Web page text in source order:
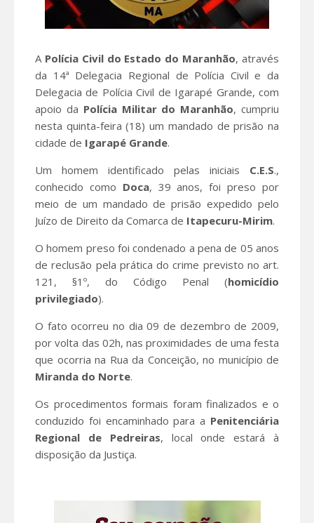
A Polícia Civil do Estado do Maranhão, através
da 14ª Delegacia Regional de Polícia Civil e da
Delegacia de Polícia Civil de Igarapé Grande, com
apoio da Polícia Militar do Maranhão, cumpriu
nesta quinta-feira (18) um mandado de prisão na
cidade de Igarapé Grande.
Um homem identificado pelas iniciais C.E.S.,
conhecido como Doca, 39 anos, foi preso por
meio de um mandado de prisão expedido pelo
Juízo de Direito da Comarca de Itapecuru-Mirim.
O homem preso foi condenado a pena de 05 anos
de reclusão pela prática do crime previsto no art.
121, §1º, do Código Penal (homicídio
privilegiado).
O fato ocorreu no dia 09 de dezembro de 2009,
por volta das 02h, nas proximidades de uma festa
que ocorria na Rua da Conceição, no município de
Miranda do Norte.
Os procedimentos formais foram finalizados e o
conduzido foi encaminhado para a Penitenciária
Regional de Pedreiras, local onde estará à
disposição da Justiça.